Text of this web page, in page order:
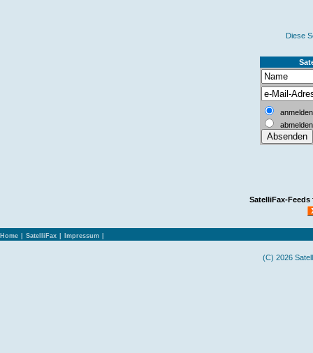
Diese S
anmelden
abmelden
SatelliFax-Feeds
Home SatelliFax Impressum
(C) 2026